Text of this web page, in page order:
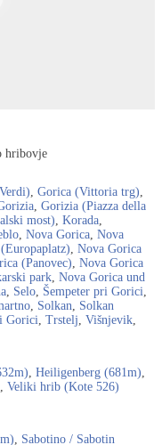
hribovje
, Gorica (Vittoria trg),
, Gorizia (Piazza della
most), Korada,
, Nova Gorica, Nova
, Nova Gorica
(Panovec), Nova Gorica
park, Nova Gorica und
, Selo, Šempeter pri Gorici,
, Solkan, Solkan
Gorici, Trstelj, Višnjevik,
, Heiligenberg (681m),
, Veliki hrib (Kote 526)
, Sabotino / Sabotin